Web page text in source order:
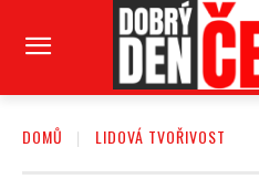
DOMŮ LIDOVÁ TVOŘIVOST